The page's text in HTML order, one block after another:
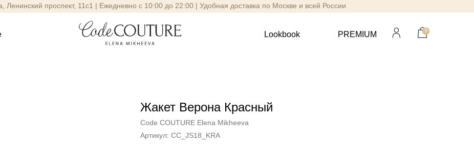
Ленинский проспект, 11с1 | Ежедневно с 10:00 до 22:00 | Удобная доставка по Москве и всей России
PREMIUM
Lookbook 0
Жакет Верона Красный
Code COUTURE Elena Mikheeva
Артикул: CC_JS18_KRA